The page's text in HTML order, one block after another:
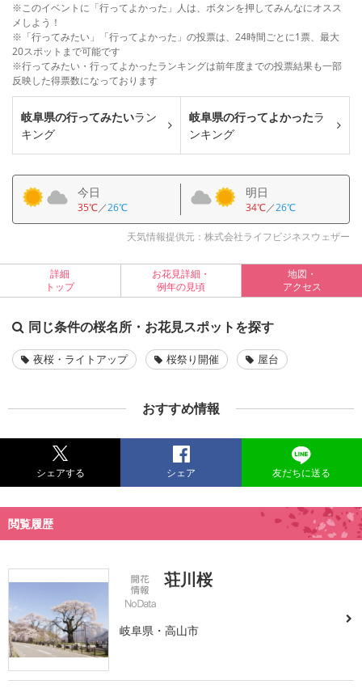
※このイベントに「行ってよかった」人は、ボタンを押してみんなにオスス
メしよう！
※「行ってみたい」「行ってよかった」の投票は、24時間ごとに1票、最大
20スポットまで可能です
※行ってみたい・行ってよかったランキングは前年度までの投票結果も一部
反映した得票数になっております
岐阜県の行ってみたいラン
キング
岐阜県の行ってよかったラ
ンキング
今日
35℃／26℃
明日
34℃／26℃
天気情報提供元：株式会社ライフビジネスウェザー
詳細
トップ
お花見詳細・
例年の見頃
地図・
アクセス
同じ条件の桜名所・お花見スポットを探す
夜桜・ライトアップ 桜祭り開催 屋台
おすすめ情報
シェアする シェア 友だちに送る
閲覧履歴
荘川桜
岐阜県・高山市